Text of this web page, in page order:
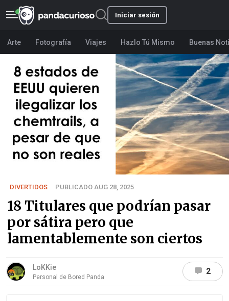
Iniciar sesión
Arte Fotografía Viajes Hazlo Tú Mismo Buenas
DIVERTIDOS PUBLICADO AUG 28, 2025
18 Titulares que podrían pasar
por sátira pero que
lamentablemente son ciertos
LoKKie
Personal de Bored Panda
2